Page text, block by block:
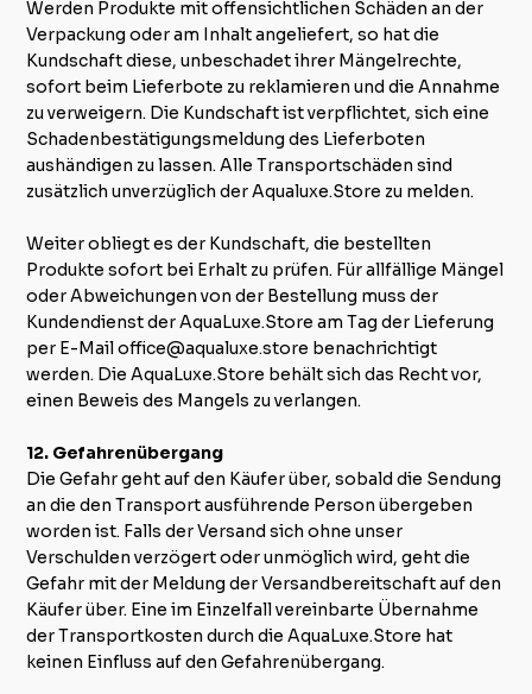
Werden Produkte mit offensichtlichen Schäden an der
Verpackung oder am Inhalt angeliefert, so hat die
Kundschaft diese, unbeschadet ihrer Mängelrechte,
sofort beim Lieferbote zu reklamieren und die Annahme
zu verweigern. Die Kundschaft ist verpflichtet, sich eine
Schadenbestätigungsmeldung des Lieferboten
aushändigen zu lassen. Alle Transportschäden sind
zusätzlich unverzüglich der Aqualuxe.Store zu melden.
Weiter obliegt es der Kundschaft, die bestellten
Produkte sofort bei Erhalt zu prüfen. Für allfällige Mängel
oder Abweichungen von der Bestellung muss der
Kundendienst der AquaLuxe.Store am Tag der Lieferung
per E-Mailoffice@aqualuxe.store benachrichtigt
werden. Die AquaLuxe.Store behält sich das Recht vor,
einen Beweis des Mangels zu verlangen.
12. Gefahrenübergang
Die Gefahr geht auf den Käufer über, sobald die Sendung
an die den Transport ausführende Person übergeben
worden ist. Falls der Versand sich ohne unser
Verschulden verzögert oder unmöglich wird, geht die
Gefahr mit der Meldung der Versandbereitschaft auf den
Käufer über. Eine im Einzelfall vereinbarte Übernahme
der Transportkosten durch die AquaLuxe.Store hat
keinen Einfluss auf den Gefahrenübergang.